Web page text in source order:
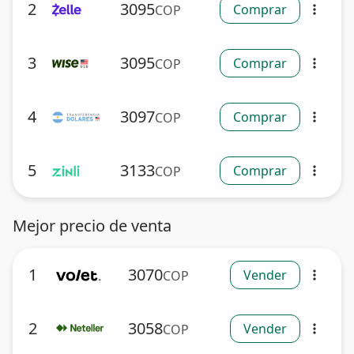
2 3095COP Comprar more_vert
3 3095COP Comprar more_vert
4 3097COP Comprar more_vert
5 3133COP Comprar more_vert
Mejor precio de venta
1 3070COP Vender more_vert
2 3058COP Vender more_vert